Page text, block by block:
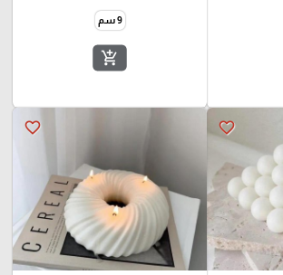
9 سم
add_shopping_cart
favorite_border
favorite_border